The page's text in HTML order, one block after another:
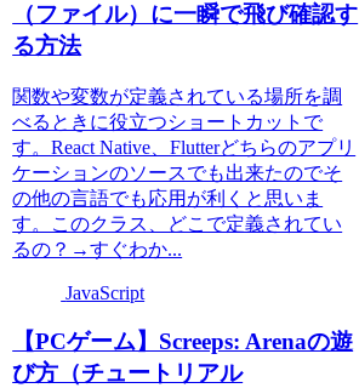
（ファイル）に一瞬で飛び確認す
る方法
関数や変数が定義されている場所を調
べるときに役立つショートカットで
す。React Native、Flutterどちらのアプリ
ケーションのソースでも出来たのでそ
の他の言語でも応用が利くと思いま
す。このクラス、どこで定義されてい
るの？→すぐわか...
JavaScript
【PCゲーム】Screeps: Arenaの遊
び方（チュートリアル